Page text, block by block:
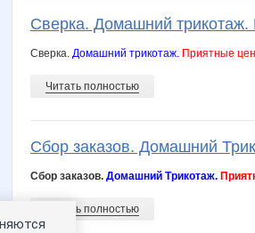
Сверка. Домашний трикотаж.
Сверка. Домашний трикотаж. Приятные
Читать полностью
Сбор заказов. Домашний
Сбор заказов. Домашний Трикотаж.
Читать полностью